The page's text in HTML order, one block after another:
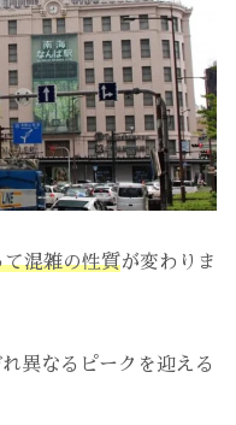
混雑の性質が変わりま
異なるピークを迎える